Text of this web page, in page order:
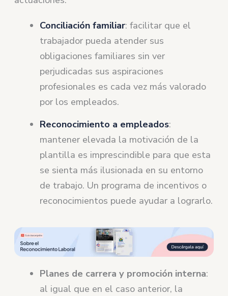
Conciliación familiar: facilitar que el
trabajador pueda atender sus
obligaciones familiares sin ver
perjudicadas sus aspiraciones
profesionales es cada vez más valorado
por los empleados.
Reconocimiento a empleados:
mantener elevada la motivación de la
plantilla es imprescindible para que esta
se sienta más ilusionada en su entorno
de trabajo. Un programa de incentivos o
reconocimientos puede ayudar a lograrlo.
Planes de carrera y promoción interna:
al igual que en el caso anterior, la